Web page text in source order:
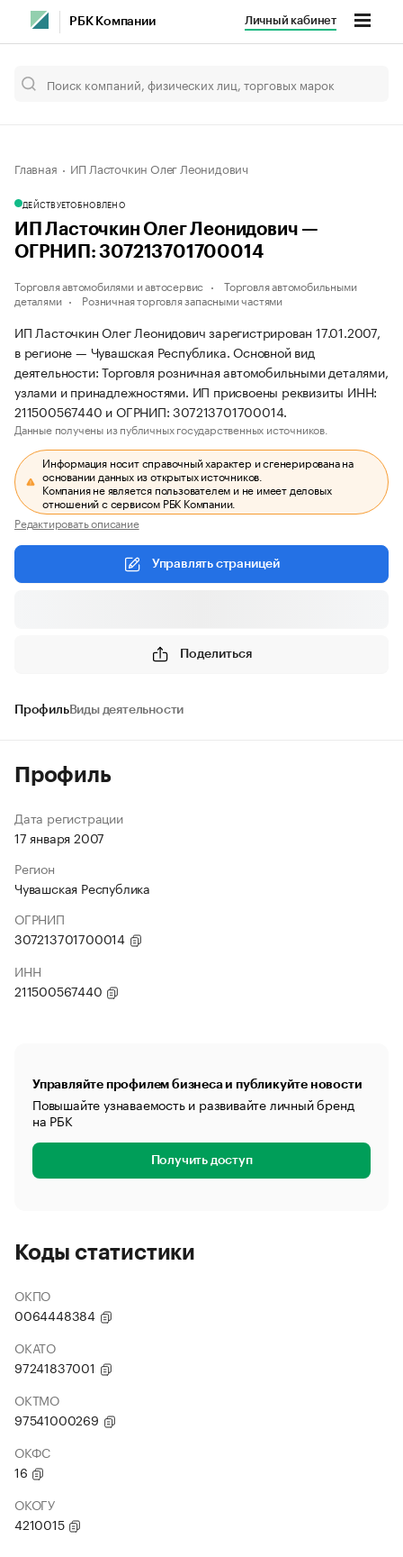
РБК Компании Личный кабинет
Главная ИП Ласточкин Олег Леонидович
ДЕЙСТВУЕТОБНОВЛЕНО
ИП Ласточкин Олег Леонидович —
ОГРНИП: 307213701700014
Торговля автомобилями и автосервис
Торговля автомобильными
деталями
Розничная торговля запасными частями
ИП Ласточкин Олег Леонидович зарегистрирован 17.01.2007,
в регионе — Чувашская Республика. Основной вид
деятельности: Торговля розничная автомобильными деталями,
узлами и принадлежностями. ИП присвоены реквизиты ИНН:
211500567440 и ОГРНИП: 307213701700014.
Данные получены из публичных государственных источников.
Информация носит справочный характер и сгенерирована на
основании данных из открытых источников.
Компания не является пользователем и не имеет деловых
отношений с сервисом РБК Компании.
Редактировать описание
Управлять страницей
Поделиться
ПрофильВиды деятельности
Профиль
Дата регистрации
17 января 2007
Регион
Чувашская Республика
ОГРНИП
307213701700014
ИНН
211500567440
Управляйте профилем бизнеса и публикуйте новости
Повышайте узнаваемость и развивайте личный бренд
на РБК
Получить доступ
Коды статистики
ОКПО
0064448384
ОКАТО
97241837001
ОКТМО
97541000269
ОКФС
16
ОКОГУ
4210015